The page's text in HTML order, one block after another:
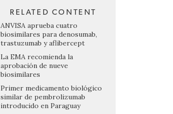
RELATED CONTENT
ANVISA aprueba cuatro
biosimilares para denosumab,
trastuzumab y aflibercept
La EMA recomienda la
aprobación de nueve
biosimilares
Primer medicamento biológico
similar de pembrolizumab
introducido en Paraguay